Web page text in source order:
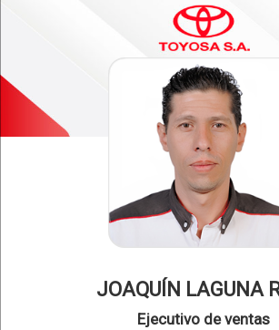
JOAQUÍN LAGUNA
Ejecutivo de ventas